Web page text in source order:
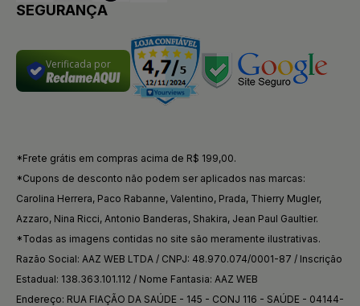
SEGURANÇA
Verificada por
*Frete grátis em compras acima de R$ 199,00.
*Cupons de desconto não podem ser aplicados nas marcas:
Carolina Herrera, Paco Rabanne, Valentino, Prada, Thierry Mugler,
Azzaro, Nina Ricci, Antonio Banderas, Shakira, Jean Paul Gaultier.
*Todas as imagens contidas no site são meramente ilustrativas.
Razão Social: AAZ WEB LTDA / CNPJ: 48.970.074/0001-87 / Inscrição
Estadual: 138.363.101.112 / Nome Fantasia: AAZ WEB
Endereço: RUA FIAÇÃO DA SAÚDE - 145 - CONJ 116 - SAÚDE - 04144-